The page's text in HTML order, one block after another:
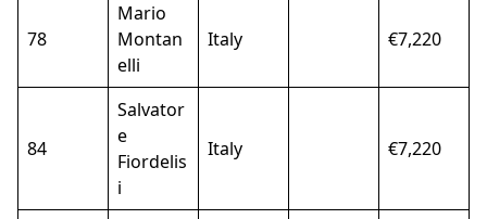
78
Mario
Montan
elli
Italy €7,220
84
Salvator
e
Fiordelis
i
Italy €7,220